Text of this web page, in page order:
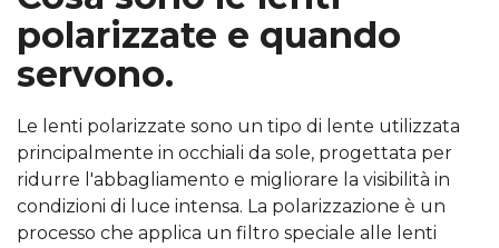
polarizzate e quando
servono.
Le lenti polarizzate sono un tipo di lente utilizzata
principalmente in occhiali da sole, progettata per
ridurre l'abbagliamento e migliorare la visibilità in
condizioni di luce intensa. La polarizzazione è un
processo che applica un filtro speciale alle lenti